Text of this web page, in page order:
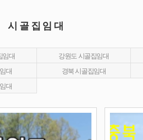
시골집임대
임대 강원도 시골집임대
대
경북 시골집임대
대